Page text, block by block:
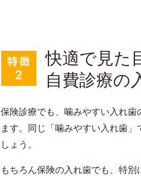
快適で見た
自費診療の
保険診療でも、噛みやすい入れ
ます。同じ「噛みやすい入れ歯
しょう。
もちろん保険の入れ歯でも、特